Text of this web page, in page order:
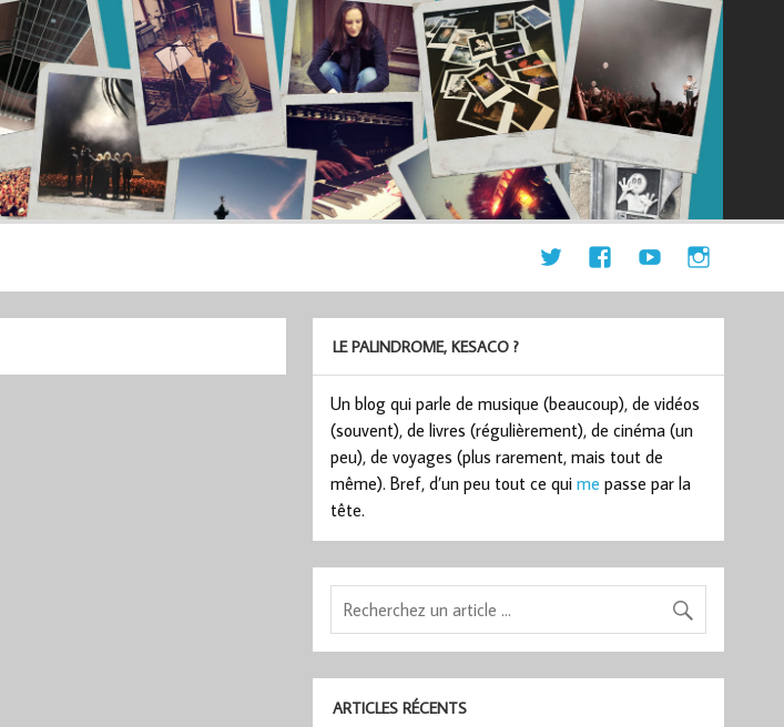
LE PALINDROME, KESACO ?
Un blog qui parle de musique (beaucoup), de vidéos
(souvent), de livres (régulièrement), de cinéma (un
peu), de voyages (plus rarement, mais tout de
même). Bref, d’un peu tout ce quime passe par la
tête.
ARTICLES RÉCENTS